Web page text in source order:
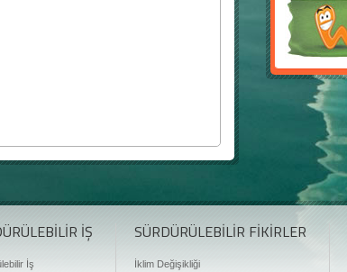
İŞ
İş
SÜRDÜRÜLEBİLİR FİKİRLER
İklim Değişikliği